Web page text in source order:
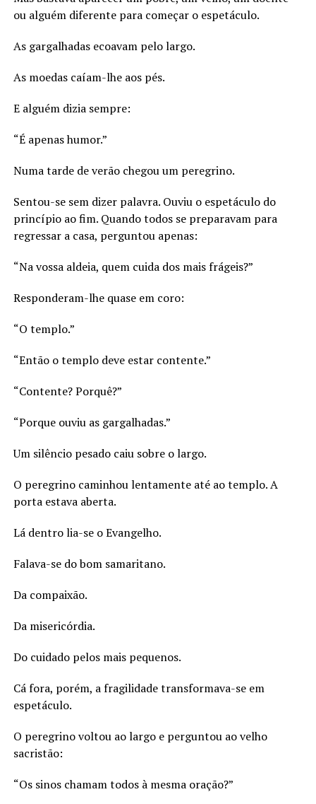
ou alguém diferente para começar o espetáculo.
As gargalhadas ecoavam pelo largo.
As moedas caíam-lhe aos pés.
E alguém dizia sempre:
“É apenas humor.”
Numa tarde de verão chegou um peregrino.
Sentou-se sem dizer palavra. Ouviu o espetáculo do
princípio ao fim. Quando todos se preparavam para
regressar a casa, perguntou apenas:
“Na vossa aldeia, quem cuida dos mais frágeis?”
Responderam-lhe quase em coro:
“O templo.”
“Então o templo deve estar contente.”
“Contente? Porquê?”
“Porque ouviu as gargalhadas.”
Um silêncio pesado caiu sobre o largo.
O peregrino caminhou lentamente até ao templo. A
porta estava aberta.
Lá dentro lia-se o Evangelho.
Falava-se do bom samaritano.
Da compaixão.
Da misericórdia.
Do cuidado pelos mais pequenos.
Cá fora, porém, a fragilidade transformava-se em
espetáculo.
O peregrino voltou ao largo e perguntou ao velho
sacristão:
“Os sinos chamam todos à mesma oração?”